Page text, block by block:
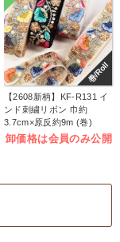
巻/Roll
【2608新柄】KF-R131 イ
ンド刺繍リボン 巾約
3.7cm×原反約9m (巻)
卸価格は会員のみ公開